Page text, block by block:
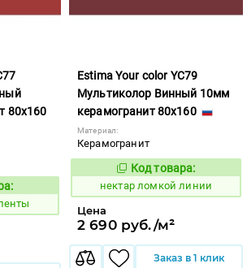
80x160
Estima Your color YC79
Мультиколор Винный 10мм
керамогранит 80x160
Материал:
Керамогранит
1131044
Код товара:
нектар ломкой линии
Цена
2 690 руб./м²
Заказ в 1 клик